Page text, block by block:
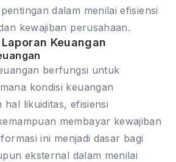
dalam menilai efisiensi
kewajiban perusahaan.
Keuangan
berfungsi untuk
kondisi keuangan
hal likuiditas, efisiensi
membayar kewajiban
ini menjadi dasar bagi
eksternal dalam menilai